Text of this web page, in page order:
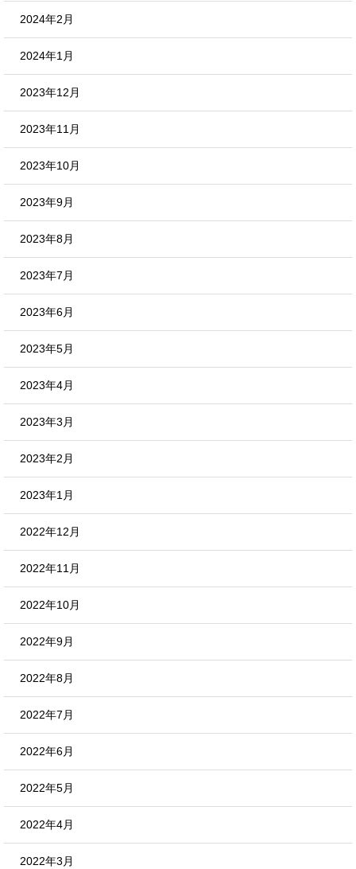
2024年2月
2024年1月
2023年12月
2023年11月
2023年10月
2023年9月
2023年8月
2023年7月
2023年6月
2023年5月
2023年4月
2023年3月
2023年2月
2023年1月
2022年12月
2022年11月
2022年10月
2022年9月
2022年8月
2022年7月
2022年6月
2022年5月
2022年4月
2022年3月